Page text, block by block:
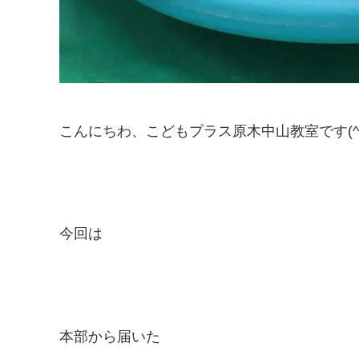
こんにちわ、こどもプラス原木中山教室です
今回は
本部から届いた